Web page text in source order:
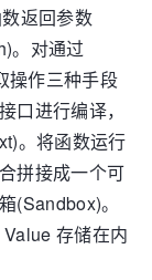
返回参数
。对通过
操作三种手段
口进行编译，
。将函数运行
拼接成一个可
(Sandbox)。
存储在内